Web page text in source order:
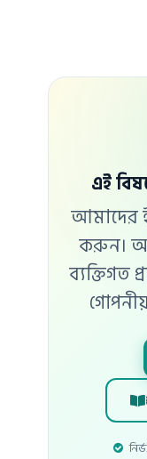
এই
আমাদের
করুন।
ব্যক্তিগত